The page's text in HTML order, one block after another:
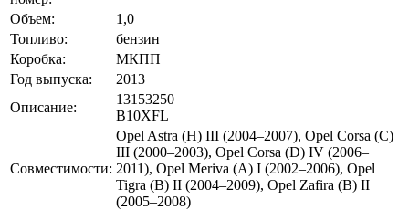
Объем:
1,0
Топливо:
бензин
Коробка:
МКПП
Год выпуска:
2013
Описание:
13153250
B10XFL
Совместимости:
Opel Astra (H) III (2004–2007), Opel Corsa (C)
III (2000–2003), Opel Corsa (D) IV (2006–
2011), Opel Meriva (A) I (2002–2006), Opel
Tigra (B) II (2004–2009), Opel Zafira (B) II
(2005–2008)